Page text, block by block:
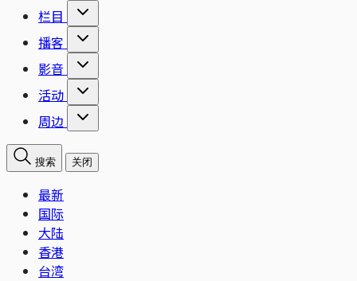
栏目
播客
影音
活动
周边
搜索 关闭
最新
国际
大陆
香港
台湾